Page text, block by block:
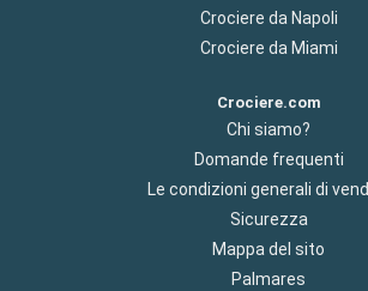
Crociere da Napoli
Crociere da Miami
Crociere.com
Chi siamo?
Domande frequenti
Le condizioni generali di
Sicurezza
Mappa del sito
Palmares